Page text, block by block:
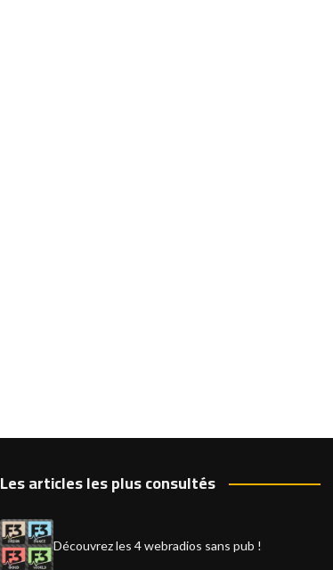
Les articles les plus consultés
Découvrez les 4 webradios sans pub !